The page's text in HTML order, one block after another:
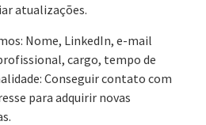
atualizações.
Nome, LinkedIn, e-mail
cargo, tempo de
Conseguir contato com
para adquirir novas